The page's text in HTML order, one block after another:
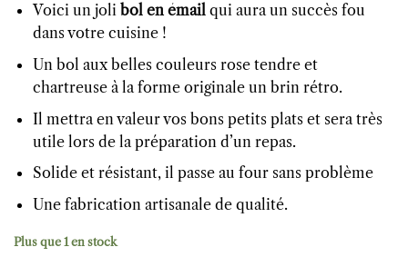
Voici un joli bol en émailqui aura un succès fou
dans votre cuisine !
Un bol aux belles couleurs rose tendre et
chartreuse à la forme originale un brin rétro.
Il mettra en valeur vos bons petits plats et sera très
utile lors de la préparation d’un repas.
Solide et résistant, il passe au four sans problème
Une fabrication artisanale de qualité.
Plus que 1 en stock